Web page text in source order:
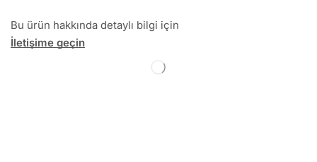
Bu ürün hakkında detaylı bilgi için
İletişime geçin